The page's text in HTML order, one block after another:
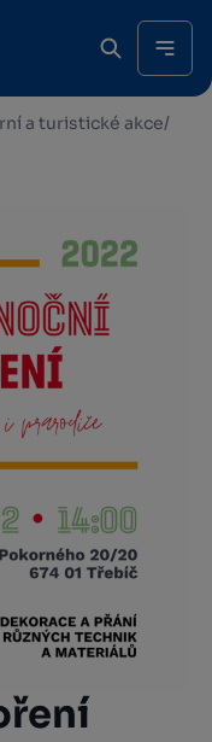
a turistické akce/